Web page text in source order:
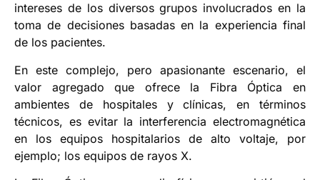
intereses de los diversos grupos involucrados en la
toma de decisiones basadas en la experiencia final
de los pacientes.
En este complejo, pero apasionante escenario, el
valor agregado que ofrece la Fibra Óptica en
ambientes de hospitales y clínicas, en términos
técnicos, es evitar la interferencia electromagnética
en los equipos hospitalarios de alto voltaje, por
ejemplo; los equipos de rayos X.